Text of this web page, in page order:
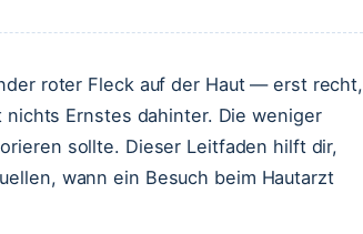
roter Fleck auf der Haut — erst recht,
Ernstes dahinter. Die weniger
sollte. Dieser Leitfaden hilft dir,
wann ein Besuch beim Hautarzt